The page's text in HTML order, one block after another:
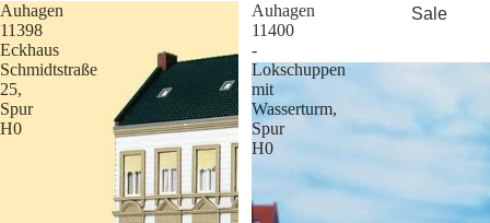
Sale
Auhagen
11398
Eckhaus
Schmidtstraße
25,
Spur
H0
Auhagen
11400
-
Lokschuppen
mit
Wasserturm,
Spur
H0